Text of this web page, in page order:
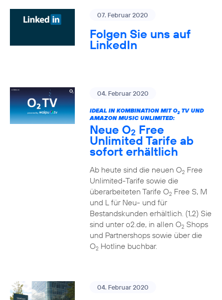
07. Februar 2020
Folgen Sie uns auf
LinkedIn
04. Februar 2020
IDEAL IN KOMBINATION MIT O2TV UND
AMAZON MUSIC UNLIMITED:
Neue O2 Free
Unlimited Tarife ab
sofort erhältlich
Ab heute sind die neuen O2Free
Unlimited-Tarife sowie die
überarbeiteten Tarife O2Free S, M
und L für Neu- und für
Bestandskunden erhältlich. (1,2) Sie
sind unter o2.de, in allen O2Shops
und Partnershops sowie über die
O2Hotline buchbar.
04. Februar 2020